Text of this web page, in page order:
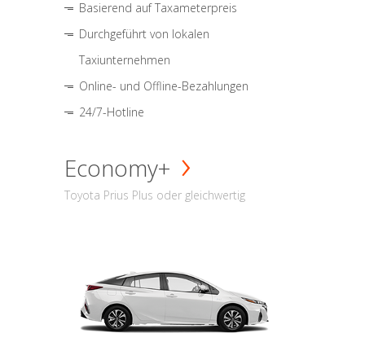
Basierend auf Taxameterpreis
Durchgeführt von lokalen
Taxiunternehmen
Online- und Offline-Bezahlungen
24/7-Hotline
Economy+
Toyota Prius Plus oder gleichwertig